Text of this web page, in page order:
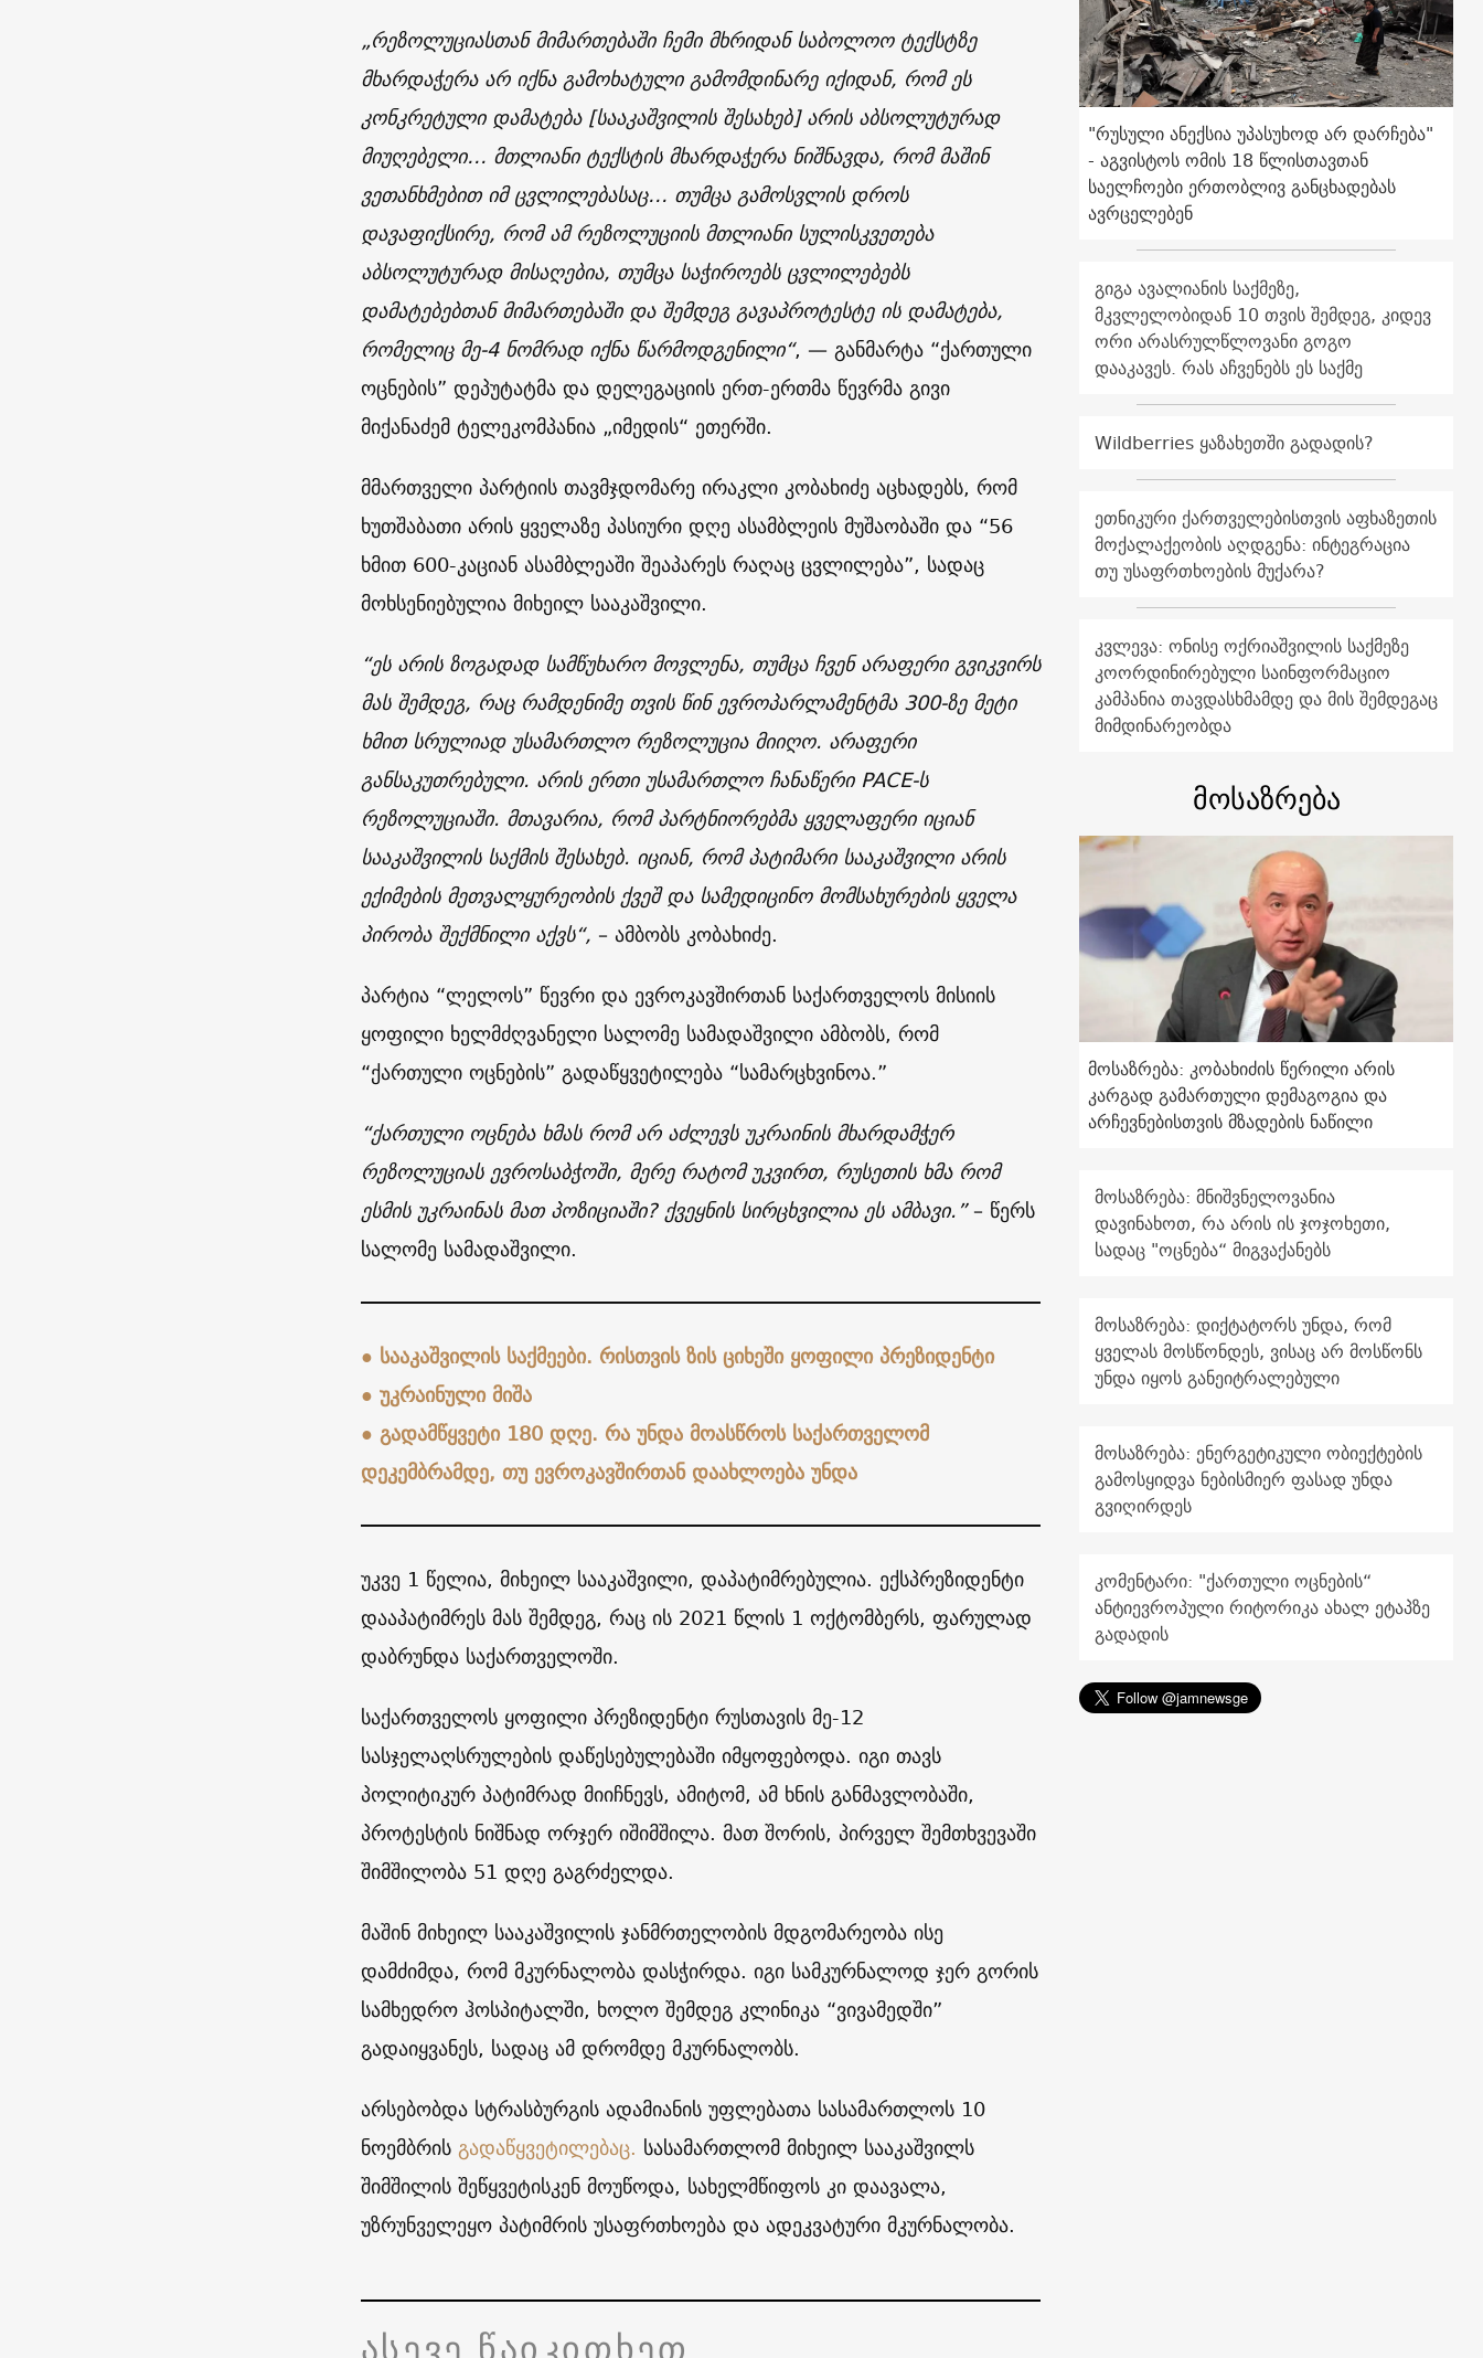
„რეზოლუციასთან მიმართებაში ჩემი მხრიდან საბოლოო ტექსტზე
მხარდაჭერა არ იქნა გამოხატული გამომდინარე იქიდან, რომ ეს
კონკრეტული დამატება [სააკაშვილის შესახებ] არის აბსოლუტურად
მიუღებელი… მთლიანი ტექსტის მხარდაჭერა ნიშნავდა, რომ მაშინ
ვეთანხმებით იმ ცვლილებასაც… თუმცა გამოსვლის დროს
დავაფიქსირე, რომ ამ რეზოლუციის მთლიანი სულისკვეთება
აბსოლუტურად მისაღებია, თუმცა საჭიროებს ცვლილებებს
დამატებებთან მიმართებაში და შემდეგ გავაპროტესტე ის დამატება,
რომელიც მე-4 ნომრად იქნა წარმოდგენილი“, — განმარტა “ქართული
ოცნების” დეპუტატმა და დელეგაციის ერთ-ერთმა წევრმა გივი
მიქანაძემ ტელეკომპანია „იმედის“ ეთერში.
მმართველი პარტიის თავმჯდომარე ირაკლი კობახიძე აცხადებს, რომ
ხუთშაბათი არის ყველაზე პასიური დღე ასამბლეის მუშაობაში და “56
ხმით 600-კაციან ასამბლეაში შეაპარეს რაღაც ცვლილება”, სადაც
მოხსენიებულია მიხეილ სააკაშვილი.
“ეს არის ზოგადად სამწუხარო მოვლენა, თუმცა ჩვენ არაფერი გვიკვირს
მას შემდეგ, რაც რამდენიმე თვის წინ ევროპარლამენტმა 300-ზე მეტი
ხმით სრულიად უსამართლო რეზოლუცია მიიღო. არაფერი
განსაკუთრებული. არის ერთი უსამართლო ჩანაწერი PACE-ს
რეზოლუციაში. მთავარია, რომ პარტნიორებმა ყველაფერი იციან
სააკაშვილის საქმის შესახებ. იციან, რომ პატიმარი სააკაშვილი არის
ექიმების მეთვალყურეობის ქვეშ და სამედიცინო მომსახურების ყველა
პირობა შექმნილი აქვს“, – ამბობს კობახიძე.
პარტია “ლელოს” წევრი და ევროკავშირთან საქართველოს მისიის
ყოფილი ხელმძღვანელი სალომე სამადაშვილი ამბობს, რომ
“ქართული ოცნების” გადაწყვეტილება “სამარცხვინოა.”
“ქართული ოცნება ხმას რომ არ აძლევს უკრაინის მხარდამჭერ
რეზოლუციას ევროსაბჭოში, მერე რატომ უკვირთ, რუსეთის ხმა რომ
ესმის უკრაინას მათ პოზიციაში? ქვეყნის სირცხვილია ეს ამბავი.”– წერს
სალომე სამადაშვილი.
● სააკაშვილის საქმეები. რისთვის ზის ციხეში ყოფილი პრეზიდენტი
● უკრაინული მიშა
● გადამწყვეტი 180 დღე. რა უნდა მოასწროს საქართველომ
დეკემბრამდე, თუ ევროკავშირთან დაახლოება უნდა
უკვე 1 წელია, მიხეილ სააკაშვილი, დაპატიმრებულია. ექსპრეზიდენტი
დააპატიმრეს მას შემდეგ, რაც ის 2021 წლის 1 ოქტომბერს, ფარულად
დაბრუნდა საქართველოში.
საქართველოს ყოფილი პრეზიდენტი რუსთავის მე-12
სასჯელაღსრულების დაწესებულებაში იმყოფებოდა. იგი თავს
პოლიტიკურ პატიმრად მიიჩნევს, ამიტომ, ამ ხნის განმავლობაში,
პროტესტის ნიშნად ორჯერ იშიმშილა. მათ შორის, პირველ შემთხვევაში
შიმშილობა 51 დღე გაგრძელდა.
მაშინ მიხეილ სააკაშვილის ჯანმრთელობის მდგომარეობა ისე
დამძიმდა, რომ მკურნალობა დასჭირდა. იგი სამკურნალოდ ჯერ გორის
სამხედრო ჰოსპიტალში, ხოლო შემდეგ კლინიკა “ვივამედში”
გადაიყვანეს, სადაც ამ დრომდე მკურნალობს.
არსებობდა სტრასბურგის ადამიანის უფლებათა სასამართლოს 10
ნოემბრისგადაწყვეტილებაც. სასამართლომ მიხეილ სააკაშვილს
შიმშილის შეწყვეტისკენ მოუწოდა, სახელმწიფოს კი დაავალა,
უზრუნველეყო პატიმრის უსაფრთხოება და ადეკვატური მკურნალობა.
"რუსული ანექსია უპასუხოდ არ დარჩება"
- აგვისტოს ომის 18 წლისთავთან
საელჩოები ერთობლივ განცხადებას
ავრცელებენ
გიგა ავალიანის საქმეზე,
მკვლელობიდან 10 თვის შემდეგ, კიდევ
ორი არასრულწლოვანი გოგო
დააკავეს. რას აჩვენებს ეს საქმე
Wildberries ყაზახეთში გადადის?
ეთნიკური ქართველებისთვის აფხაზეთის
მოქალაქეობის აღდგენა: ინტეგრაცია
თუ უსაფრთხოების მუქარა?
კვლევა: ონისე ოქრიაშვილის საქმეზე
კოორდინირებული საინფორმაციო
კამპანია თავდასხმამდე და მის შემდეგაც
მიმდინარეობდა
მოსაზრება
მოსაზრება: კობახიძის წერილი არის
კარგად გამართული დემაგოგია და
არჩევნებისთვის მზადების ნაწილი
მოსაზრება: მნიშვნელოვანია
დავინახოთ, რა არის ის ჯოჯოხეთი,
სადაც "ოცნება“ მიგვაქანებს
მოსაზრება: დიქტატორს უნდა, რომ
ყველას მოსწონდეს, ვისაც არ მოსწონს
უნდა იყოს განეიტრალებული
მოსაზრება: ენერგეტიკული ობიექტების
გამოსყიდვა ნებისმიერ ფასად უნდა
გვიღირდეს
კომენტარი: "ქართული ოცნების“
ანტიევროპული რიტორიკა ახალ ეტაპზე
გადადის